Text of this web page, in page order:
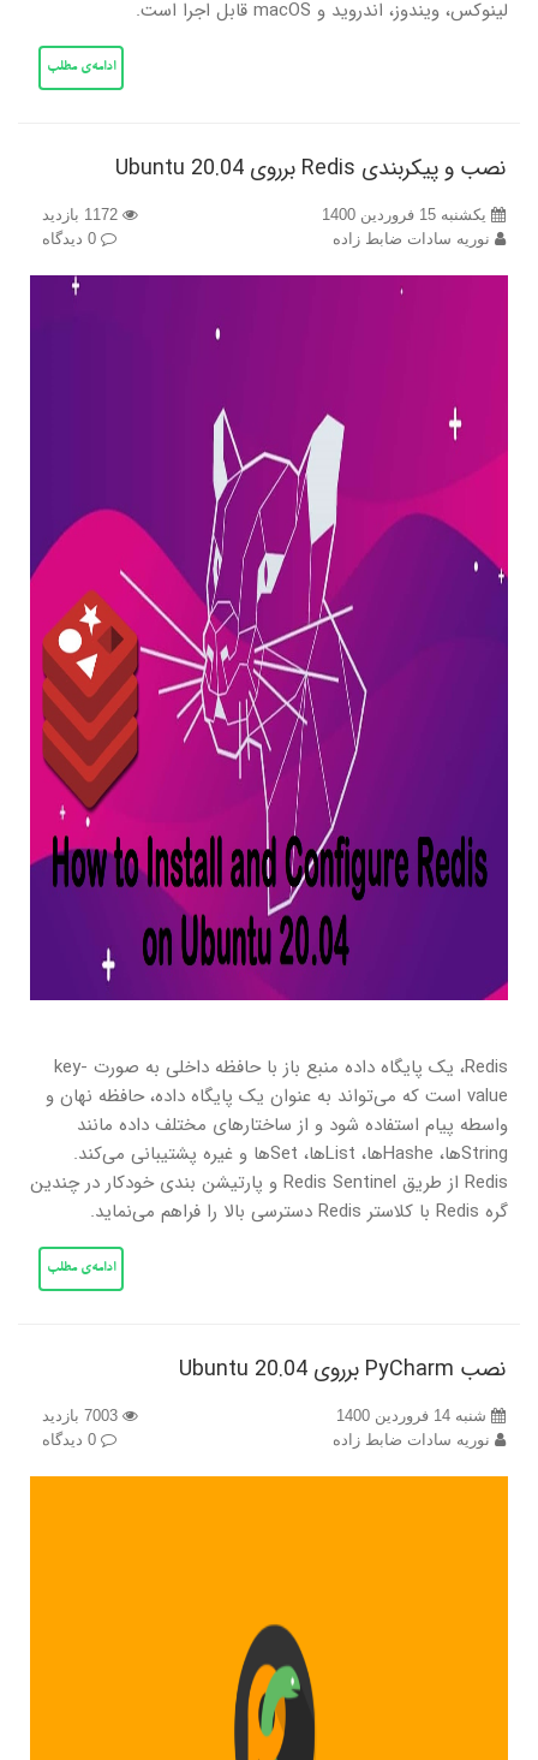
لینوکس، ویندوز، اندروید و macOS قابل اجرا است.
ادامه‌ی مطلب
نصب و پیکربندی Redis برروی Ubuntu 20.04
یکشنبه 15 فروردین 1400
نوریه سادات ضابط زاده
Redis، یک پایگاه داده منبع باز با حافظه داخلی به صورت key-
value است که می‌تواند به عنوان یک پایگاه داده، حافظه نهان و
واسطه پیام استفاده شود و از ساختارهای مختلف داده مانند
Stringها، Hasheها، Listها، Setها و غیره پشتیبانی می‌کند.
Redis از طریق Redis Sentinel و پارتیشن بندی خودکار در چندین
گره Redis با کلاستر Redis دسترسی بالا را فراهم می‌نماید.
ادامه‌ی مطلب
نصب PyCharm برروی Ubuntu 20.04
شنبه 14 فروردین 1400
نوریه سادات ضابط زاده